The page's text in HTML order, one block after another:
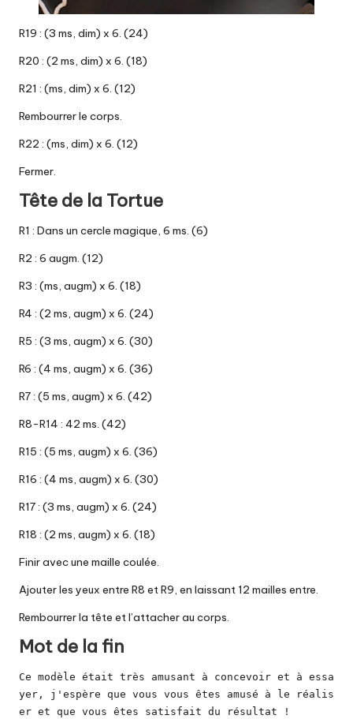
R19 : (3 ms, dim) x 6. (24)
R20 : (2 ms, dim) x 6. (18)
R21 : (ms, dim) x 6. (12)
Rembourrer le corps.
R22 : (ms, dim) x 6. (12)
Fermer.
Tête de la Tortue
R1 : Dans un cercle magique, 6 ms. (6)
R2 : 6 augm. (12)
R3 : (ms, augm) x 6. (18)
R4 : (2 ms, augm) x 6. (24)
R5 : (3 ms, augm) x 6. (30)
R6 : (4 ms, augm) x 6. (36)
R7 : (5 ms, augm) x 6. (42)
R8-R14 : 42 ms. (42)
R15 : (5 ms, augm) x 6. (36)
R16 : (4 ms, augm) x 6. (30)
R17 : (3 ms, augm) x 6. (24)
R18 : (2 ms, augm) x 6. (18)
Finir avec une maille coulée.
Ajouter les yeux entre R8 et R9, en laissant 12 mailles entre.
Rembourrer la tête et l’attacher au corps.
Mot de la fin
Ce modèle était très amusant à concevoir et à essa
yer, j'espère que vous vous êtes amusé à le réalis